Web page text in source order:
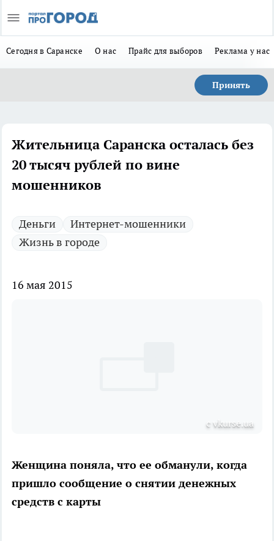
Сегодня в Саранске О нас Прайс для выборов Реклама у нас
Принять
Жительница Саранска осталась без
20 тысяч рублей по вине
мошенников
Деньги
Интернет-мошенники
Жизнь в городе
16 мая 2015
с vkurse.ua
Женщина поняла, что ее обманули, когда
пришло сообщение о снятии денежных
средств с карты